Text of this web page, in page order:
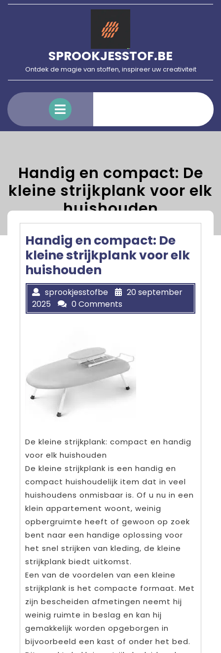
Skip
SPROOKJESSTOF.BE
Ontdek de magie van stoffen, inspireer uw creativiteit
Menu
Handig en compact: De
kleine strijkplank voor elk
huishouden
Handig en compact: De
kleine strijkplank voor elk
huishouden
sprookjesstofbe
20 september
2025
0 Comments
De kleine strijkplank: compact en handig
voor elk huishouden
De kleine strijkplank is een handig en
compact huishoudelijk item dat in veel
huishoudens onmisbaar is. Of u nu in een
klein appartement woont, weinig
opbergruimte heeft of gewoon op zoek
bent naar een handige oplossing voor
het snel strijken van kleding, de kleine
strijkplank biedt uitkomst.
Een van de voordelen van een kleine
strijkplank is het compacte formaat. Met
zijn bescheiden afmetingen neemt hij
weinig ruimte in beslag en kan hij
gemakkelijk worden opgeborgen in
bijvoorbeeld een kast of onder het bed.